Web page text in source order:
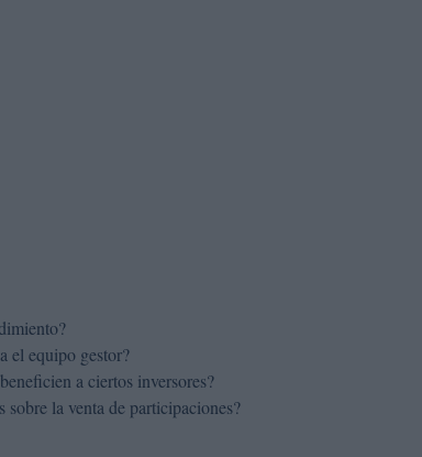
el equipo gestor?
a ciertos inversores?
sobre la venta de participaciones?